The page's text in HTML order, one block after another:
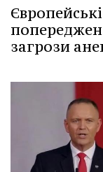
загрози